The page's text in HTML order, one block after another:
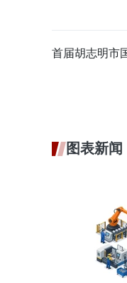
首届胡志明市
图表新闻